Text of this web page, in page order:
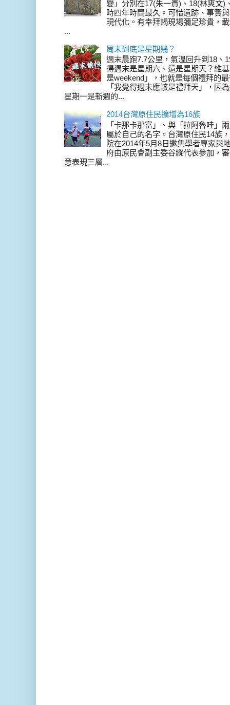
變」分別在17(朱一貴)、18(林爽文)
時四年時間最久。可惜遺跡、事實
現代化。有幸拜謁現場彌足珍貴，
...
周末到底是星期幾？
週末晨跑7.7公里，氣溫回升到18、
得週末是星期六、還是星期天？維
是weekend」，也就是每個禮拜的
「我覺得週末應該是禮拜天」，因
星期一是新週的...
2014台灣原住民擴增為16族
「卡那卡那富」、與「拉阿魯哇」
屬於自己的名字。台灣原住民14族
院在2014年5月8日邀集學者專家與
府由原民會副主委谷縱代表參加，
意表現三層...